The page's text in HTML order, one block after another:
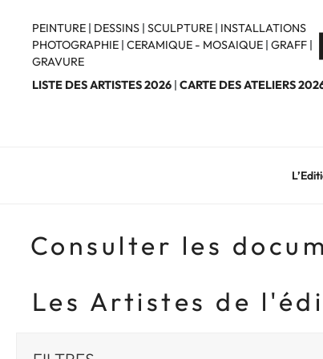
contenu
principal
PEINTURE | DESSINS | SCULPTURE | INSTALLATIONS
PHOTOGRAPHIE | CERAMIQUE - MOSAIQUE | GRAFF |
GRAVURE
LISTE DES ARTISTES 2026 | CARTE DES ATELIERS
Consulter les
Les Artistes de